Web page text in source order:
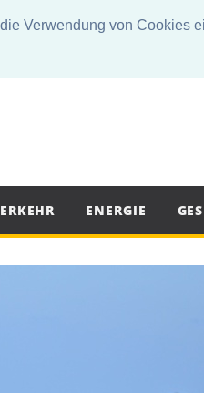
Verwendung von
ENERGIE